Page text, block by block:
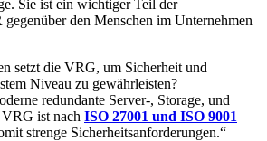
Sie ist ein wichtiger Teil der
den Menschen im Unternehmen
setzt die VRG, um Sicherheit und
Niveau zu gewährleisten?
redundante Server-, Storage, und
ist nach ISO 27001 und ISO 9001
strenge Sicherheitsanforderungen.“